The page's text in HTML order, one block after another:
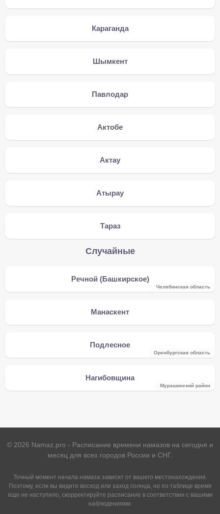
Караганда
Шымкент
Павлодар
Актобе
Актау
Атырау
Тараз
Случайные
Речной (Башкирское)
Челябинская область
Манаскент
Подлесное
Оренбургская область
Нагибовщина
Мурашинский район
© 2026 Namaz.pro - Расписание времени намазов на сегодня и
месяц для всех городов России и СНГ.
Точный момент начала намаза зависит от вашего местонахождения.
Поэтому, если вы видите восход или заход солнца, но по таблице время
еще не наступило, скорректируйте расписание в соответствии с вашими
наблюдениями.